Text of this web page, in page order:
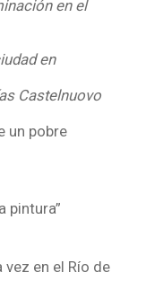
en el
en
Castelnuovo
un pobre
pintura”
en el Río de